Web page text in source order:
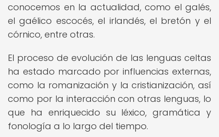
conocemos en la actualidad, como el galés,
el gaélico escocés, el irlandés, el bretón y el
córnico, entre otras.
El proceso de evolución de las lenguas celtas
ha estado marcado por influencias externas,
como la romanización y la cristianización, así
como por la interacción con otras lenguas, lo
que ha enriquecido su léxico, gramática y
fonología a lo largo del tiempo.